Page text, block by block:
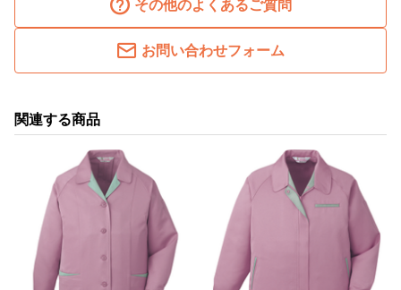
その他のよくあるご質問
お問い合わせフォーム
関連する商品